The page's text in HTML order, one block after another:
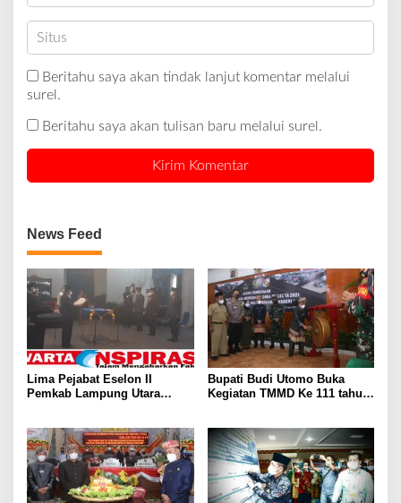
Beritahu saya akan tindak lanjut komentar melalui
surel.
Beritahu saya akan tulisan baru melalui surel.
News Feed
Lima Pejabat Eselon II
Pemkab Lampung Utara
Bupati Budi Utomo Buka
Kegiatan TMMD Ke 111 tahun